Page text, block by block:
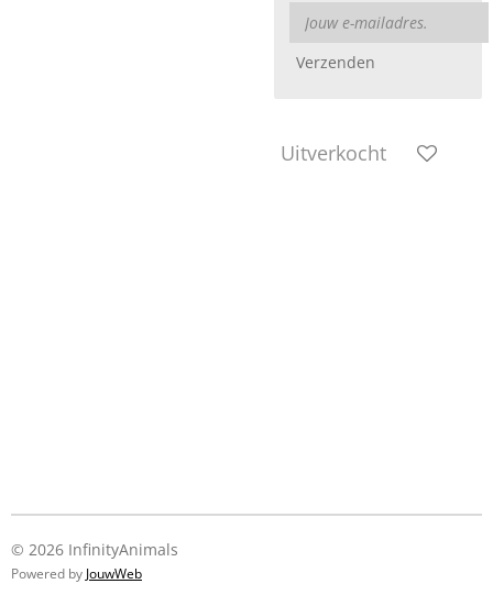
Verzenden
Uitverkocht
© 2026 InfinityAnimals
Powered by JouwWeb